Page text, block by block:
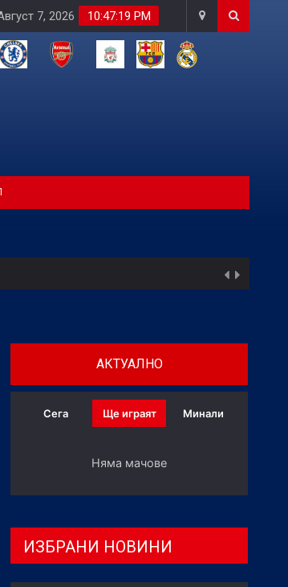
10:47:20 PM
7, 2026
АКТУАЛНО
Сега Ще играят Минали
Няма мачове
ИЗБРАНИ НОВИНИ